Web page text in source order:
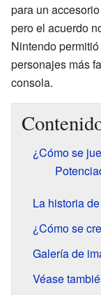
para un
pero el acuerdo
Nintendo
personajes más
consola.
¿Cómo se
La historia
¿Cómo se
Galería de
Véase